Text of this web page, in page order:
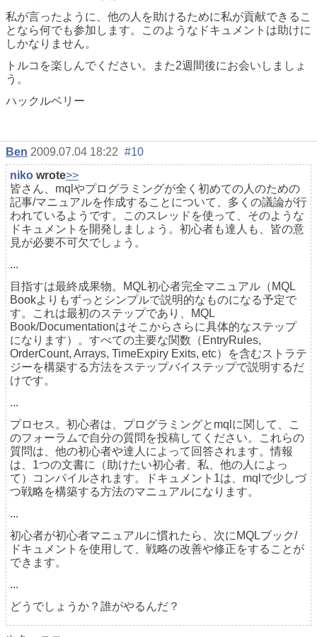
私が言ったように、他の人を助けるために私が貢献できるこ
となら何でも参加します。このようなドキュメントは助けに
しかなりません。
トルコを楽しんでください。また2週間後にお会いしましょ
う。
ハックルベリー
Ben 2009.07.04 18:22 #10
niko wrote>>
皆さん、mqlやプログラミングが全く初めての人のための
記事/マニュアルを作成することについて、多くの議論が行
われているようです。このスレッドを使って、そのような
ドキュメントを開発しましょう。初心者も達人も、皆の意
見が必要不可欠でしょう。
...
目指すは最終成果物。MQL初心者完全マニュアル（MQL
Bookよりもずっとシンプルで説明的なものになる予定で
す。これは最初のステップであり、MQL
Book/Documentationはそこからさらに具体的なステップ
になります）。すべての主要な関数（EntryRules,
OrderCount, Arrays, TimeExpiry Exits, etc）を含むストラテ
ジーを構築する方法をステップバイステップで説明するだ
けです。
...
プロセス。初心者は、プログラミングとmqlに関して、こ
のフォーラムで自分の質問を投稿してください。これらの
質問は、他の初心者や達人によって回答されます。情報
は、1つの文書に（助けたい初心者、私、他の人によっ
て）コンパイルされます。ドキュメント1は、mqlで少しづ
つ戦略を構築する方法のマニュアルになります。
...
初心者が初心者マニュアルに慣れたら、次にMQLブック/
ドキュメントを使用して、戦略の改善や修正をすることが
できます。
...
どうでしょうか？誰がやるんだ？